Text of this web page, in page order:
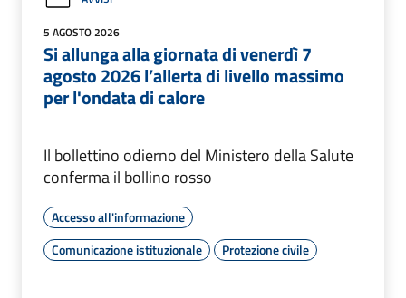
5 AGOSTO 2026
Si allunga alla giornata di venerdì 7
agosto 2026 l’allerta di livello massimo
per l'ondata di calore
Il bollettino odierno del Ministero della Salute
conferma il bollino rosso
Accesso all'informazione
Comunicazione istituzionale
Protezione civile